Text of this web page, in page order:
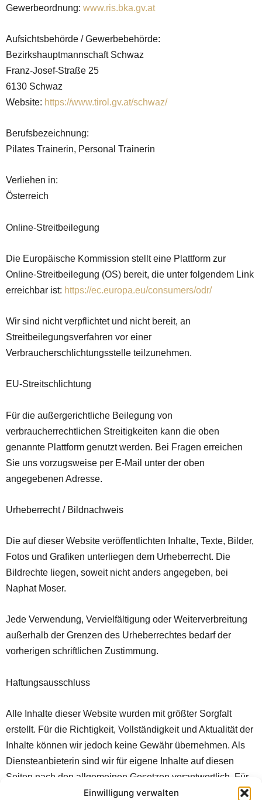
Einwilligung verwalten
Gewerbeordnung: www.ris.bka.gv.at
Aufsichtsbehörde / Gewerbebehörde:
Bezirkshauptmannschaft Schwaz
Franz-Josef-Straße 25
6130 Schwaz
Website: https://www.tirol.gv.at/schwaz/
Berufsbezeichnung:
Pilates Trainerin, Personal Trainerin
Verliehen in:
Österreich
Online-Streitbeilegung
Die Europäische Kommission stellt eine Plattform zur
Online-Streitbeilegung (OS) bereit, die unter folgendem Link
erreichbar ist: https://ec.europa.eu/consumers/odr/
Wir sind nicht verpflichtet und nicht bereit, an
Streitbeilegungsverfahren vor einer
Verbraucherschlichtungsstelle teilzunehmen.
EU-Streitschlichtung
Für die außergerichtliche Beilegung von
verbraucherrechtlichen Streitigkeiten kann die oben
genannte Plattform genutzt werden. Bei Fragen erreichen
Sie uns vorzugsweise per E-Mail unter der oben
angegebenen Adresse.
Urheberrecht / Bildnachweis
Die auf dieser Website veröffentlichten Inhalte, Texte, Bilder,
Fotos und Grafiken unterliegen dem Urheberrecht. Die
Bildrechte liegen, soweit nicht anders angegeben, bei
Naphat Moser.
Jede Verwendung, Vervielfältigung oder Weiterverbreitung
außerhalb der Grenzen des Urheberrechtes bedarf der
vorherigen schriftlichen Zustimmung.
Haftungsausschluss
Alle Inhalte dieser Website wurden mit größter Sorgfalt
erstellt. Für die Richtigkeit, Vollständigkeit und Aktualität der
Inhalte können wir jedoch keine Gewähr übernehmen. Als
Diensteanbieterin sind wir für eigene Inhalte auf diesen
Seiten nach den allgemeinen Gesetzen verantwortlich. Für
externe Links auf Inhalte Dritter übernehmen wir keine